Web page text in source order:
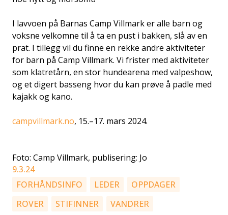
I lavvoen på Barnas Camp Villmark er alle barn og
voksne velkomne til å ta en pust i bakken, slå av en
prat. I tillegg vil du finne en rekke andre aktiviteter
for barn på Camp Villmark. Vi frister med aktiviteter
som klatretårn, en stor hundearena med valpeshow,
og et digert basseng hvor du kan prøve å padle med
kajakk og kano.
campvillmark.no, 15.–17. mars 2024.
Foto: Camp Villmark, publisering: Jo
9.3.24
FORHÅNDSINFO
LEDER
OPPDAGER
ROVER
STIFINNER VANDRER